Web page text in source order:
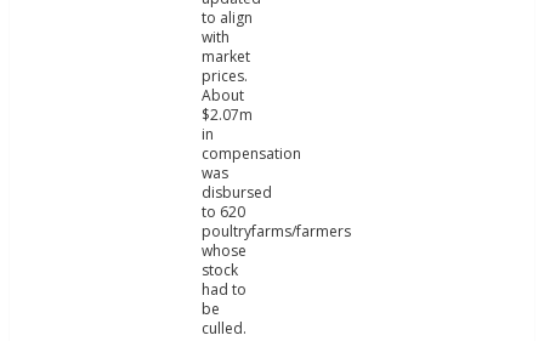
to align
with
market
prices.
About
$2.07m
in
compensation
was
disbursed
to 620
poultryfarms/farmers
whose
stock
had to
be
culled.